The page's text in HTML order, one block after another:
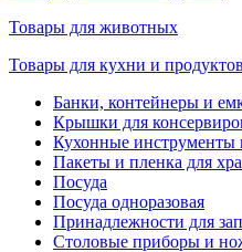
Товары для животных
Товары для кухни и продуктов
Банки, контейнеры и
Крышки для
Кухонные инструменты
Пакеты и пленка для
Посуда
Посуда одноразовая
Принадлежности для
Столовые приборы и